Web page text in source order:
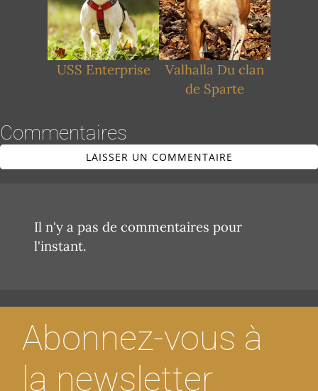
USS Enterprise
Valhalla Du clan
de Sparte
Commentaires
LAISSER UN COMMENTAIRE
Il n'y a pas de commentaires pour
l'instant.
Abonnez-vous à
la newsletter